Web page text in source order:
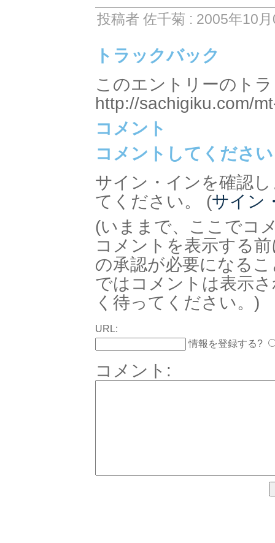
投稿者 佐千菊 : 2005年10
トラックバック
このエントリーのト
http://sachigiku.com/
コメント
コメントしてください
サイン・インを確認
てください。 (サイン
(いままで、ここでコ
コメントを表示する
の承認が必要になる
ではコメントは表示
く待ってください。)
URL:
情報を登録する?
コメント: